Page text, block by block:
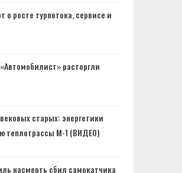
о росте турпотока, сервисе и
расторгли
старых: энергетики
теплотрассы М-1 (ВИДЕО)
насмерть сбил самокатчика